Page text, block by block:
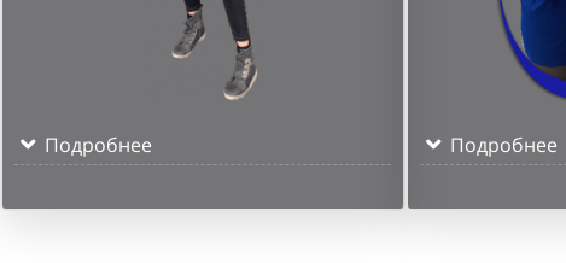
Подробнее Подробнее